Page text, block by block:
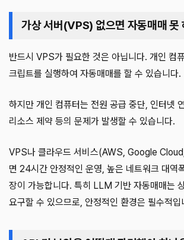
가상 서버(VPS) 없으면 자동매매 못
반드시 VPS가 필요한 것은 아닙니다. 개인 컴
크립트를 실행하여 자동매매를 할 수 있습니다.
하지만 개인 컴퓨터는 전원 공급 중단, 인터넷
리소스 제약 등의 문제가 발생할 수 있습니다.
VPS나 클라우드 서비스(AWS, Google
면 24시간 안정적인 운영, 높은 네트워크 대역
장이 가능합니다. 특히 LLM 기반 자동매매는
요구할 수 있으므로, 안정적인 환경은 필수적입